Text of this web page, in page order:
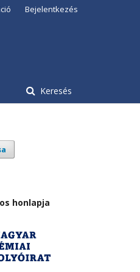
Keresés
Bejelentkezés
honlapja